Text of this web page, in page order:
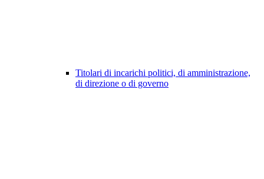
Titolari di incarichi politici, di amministrazione,
di direzione o di governo